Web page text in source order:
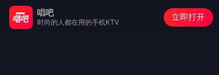
唱吧
时尚的人都在用的手机KTV
立即打开